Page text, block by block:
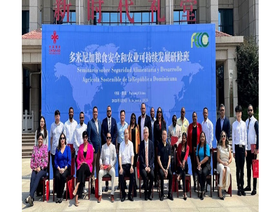
​Domingo Plácido critica la situación económica y
Graduación XII Promoción Servicio Militar Voluntario
Fellito Suberví asegura en Carolina Mejía RD tiene la
Hipótesis policial sobre atentado a balazos en la
CESDN urge fortalecer el sistema eléctrico ante
Candidato a presidente del Colegio de Notarios hace
Digecac realizará Primer Festival de Plantas 2026
Josefa Castillo: Liderazgo y Transformación Social al